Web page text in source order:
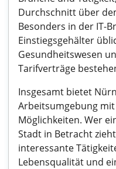
Durchschnitt über
Besonders in der IT-
Einstiegsgehälter
Gesundheitswesen
Tarifverträge
Insgesamt bietet
Arbeitsumgebung
Möglichkeiten. Wer
Stadt in Betracht
interessante
Lebensqualität und